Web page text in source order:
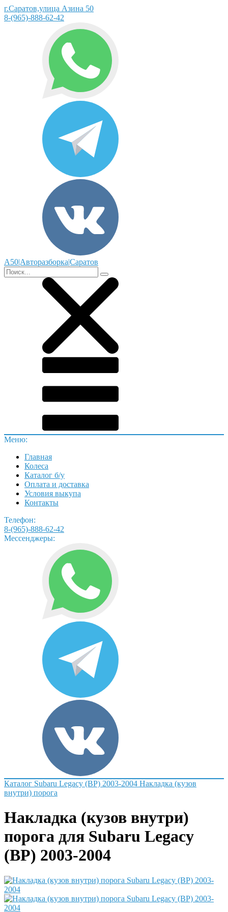
г.Саратов,улица Азина 50
8-(965)-888-62-42
А50|Авторазборка|Саратов
Меню:
Главная
Колеса
Каталог б/у
Оплата и доставка
Условия выкупа
Контакты
Телефон:
8-(965)-888-62-42
Мессенджеры:
Каталог Subaru Legacy (BP) 2003-2004 Накладка (кузов
внутри) порога
Накладка (кузов внутри)
порога для Subaru Legacy
(BP) 2003-2004